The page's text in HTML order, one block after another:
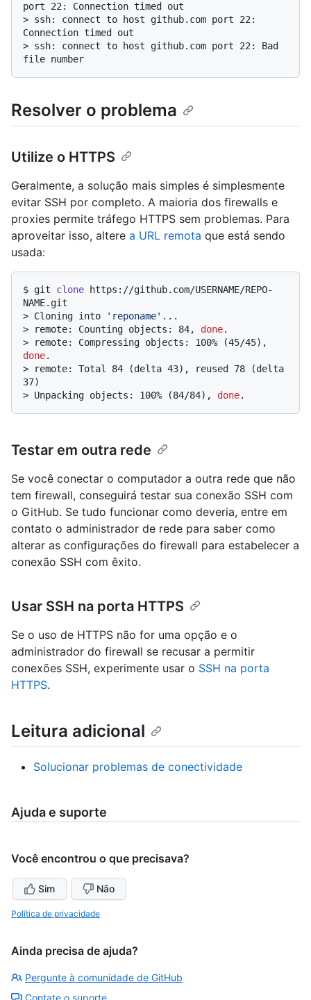
port 22: Connection timed out
> ssh: connect to host github.com port 22:
Connection timed out
> ssh: connect to host github.com port 22: Bad
file number
Resolver o problema
Utilize o HTTPS
Geralmente, a solução mais simples é simplesmente
evitar SSH por completo. A maioria dos firewalls e
proxies permite tráfego HTTPS sem problemas. Para
aproveitar isso, altere a URL remota que está sendo
usada:
$ git clone https://github.com/USERNAME/REPO-
NAME.git
> Cloning into 'reponame' ...
>
remote: Counting objects: 84, done.
>
done.
>
remote: Total 84 (delta 43), reused 78 (delta
37)
> Unpacking objects: 100% (84/84), done.
Testar em outra rede
Se você conectar o computador a outra rede que não
tem firewall, conseguirá testar sua conexão SSH com
o GitHub. Se tudo funcionar como deveria, entre em
contato o administrador de rede para saber como
alterar as configurações do firewall para estabelecer a
conexão SSH com êxito.
Usar SSH na porta HTTPS
Se o uso de HTTPS não for uma opção e o
administrador do firewall se recusar a permitir
conexões SSH, experimente usar o SSH na porta
HTTPS.
Leitura adicional
Solucionar problemas de conectividade
Ajuda e suporte
Você encontrou o que precisava?
Sim Não
Política de privacidade
Ainda precisa de ajuda?
Pergunte à comunidade de GitHub